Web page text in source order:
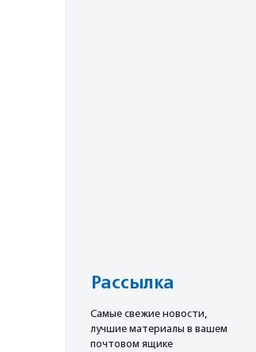
Рассылка
Cамые свежие новости,
лучшие материалы в вашем
почтовом ящике